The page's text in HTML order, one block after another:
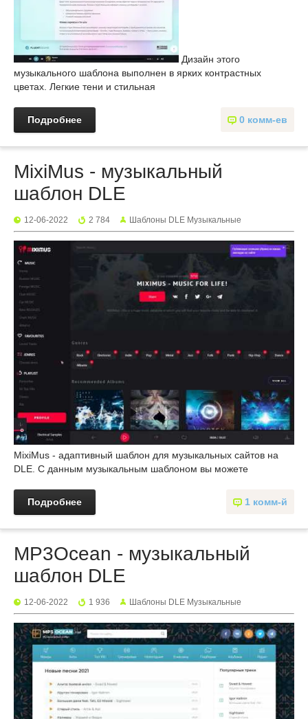
Дизайн этого
музыкального шаблона выполнен в ярких контрастных
цветах. Легкие тени и стильная
0 комм-ев
Подробнее
MixiMus - музыкальный
шаблон DLE
12-06-2022 2 784 Шаблоны DLE Музыкальные
MixiMus - адаптивный шаблон для музыкальных сайтов на
DLE. С данным музыкальным шаблоном вы можете
1 комм-й
Подробнее
MP3Ocean - музыкальный
шаблон DLE
12-06-2022 1 936 Шаблоны DLE Музыкальные